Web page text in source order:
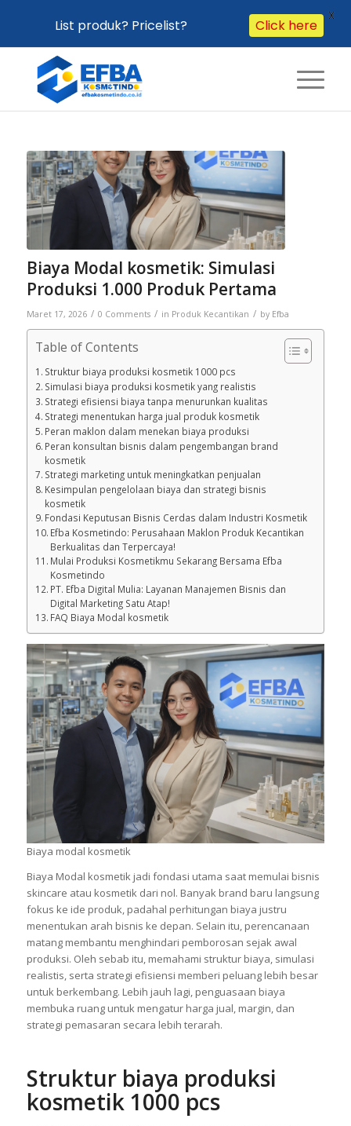
Biaya Modal kosmetik: Simulasi
Produksi 1.000 Produk Pertama
Maret 17, 2026 / 0 Comments / in Produk Kecantikan / by Efba
Table of Contents
Struktur biaya produksi kosmetik 1000 pcs
Simulasi biaya produksi kosmetik yang realistis
Strategi efisiensi biaya tanpa menurunkan kualitas
Strategi menentukan harga jual produk kosmetik
Peran maklon dalam menekan biaya produksi
Peran konsultan bisnis dalam pengembangan brand
kosmetik
Strategi marketing untuk meningkatkan penjualan
Kesimpulan pengelolaan biaya dan strategi bisnis
kosmetik
Fondasi Keputusan Bisnis Cerdas dalam Industri Kosmetik
Efba Kosmetindo: Perusahaan Maklon Produk Kecantikan
Berkualitas dan Terpercaya!
Mulai Produksi Kosmetikmu Sekarang Bersama Efba
Kosmetindo
PT. Efba Digital Mulia: Layanan Manajemen Bisnis dan
Digital Marketing Satu Atap!
FAQ Biaya Modal kosmetik
Biaya modal kosmetik
Biaya Modal kosmetik jadi fondasi utama saat memulai bisnis
skincare atau kosmetik dari nol. Banyak brand baru langsung
fokus ke ide produk, padahal perhitungan biaya justru
menentukan arah bisnis ke depan. Selain itu, perencanaan
matang membantu menghindari pemborosan sejak awal
produksi. Oleh sebab itu, memahami struktur biaya, simulasi
realistis, serta strategi efisiensi memberi peluang lebih besar
untuk berkembang. Lebih jauh lagi, penguasaan biaya
membuka ruang untuk mengatur harga jual, margin, dan
strategi pemasaran secara lebih terarah.
Struktur biaya produksi
kosmetik 1000 pcs
List produk? Pricelist? Click here
X